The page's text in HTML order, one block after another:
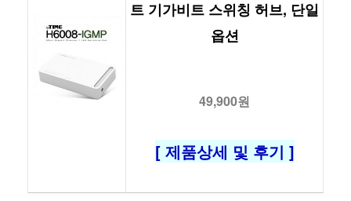
트 기가비트 스위칭 허브, 단일
옵션
49,900원
[ 제품상세 및 후기 ]